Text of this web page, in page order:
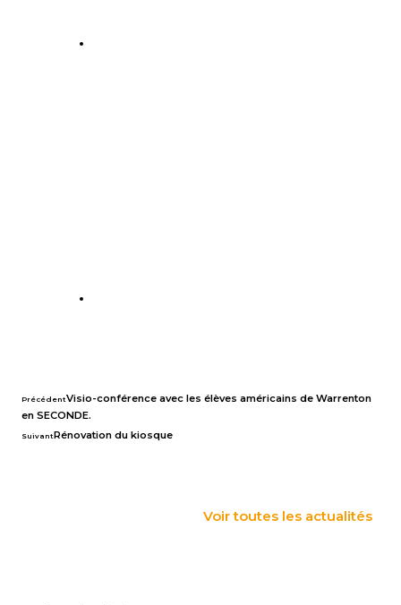
PrécédentVisio-conférence avec les élèves américains de Warrenton
en SECONDE.
SuivantRénovation du kiosque
Voir toutes les actualités